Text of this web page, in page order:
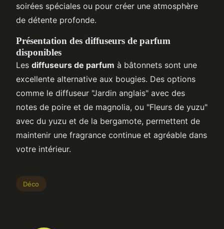
soirées spéciales ou pour créer une atmosphère
de détente profonde.
Présentation des diffuseurs de parfum
disponibles
Les diffuseurs de parfum à bâtonnets sont une
excellente alternative aux bougies. Des options
comme le diffuseur "Jardin anglais" avec des
notes de poire et de magnolia, ou "Fleurs de yuzu"
avec du yuzu et de la bergamote, permettent de
maintenir une fragrance continue et agréable dans
votre intérieur.
Déco